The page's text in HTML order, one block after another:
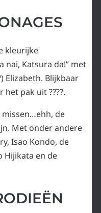
kleurijke
nai, Katsura da!” met
Elizabeth. Blijkbaar
pak uit ????.
de
Met onder andere
Isao Kondo, de
Hijikata en de